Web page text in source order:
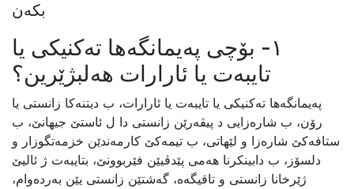
بکەن
١- بۆچی پەیمانگەها تەکنیکی یا
تایبەت یا ئارارات هەلبژێرین؟
پەیمانگەها تەکنیکی یا تایبەت یا ئارارات، ب دیتنەکا زانستی یا
رۆن، ب شارەزایی د پیڤەرێن زانستی دا ل ئاستێ جیهانێ، ب
ستافەکێ شارەزا و لێهاتی، ب تیمەکێ کارمەندێن خزمەتگوزار و
دلسۆز، ب دابینکرنا هەمی پێدڤیێن فێربوونێ، بتایبەت ژ ئالیێ
ژێرخانا زانستی و تاقیگەه، گەشتێن زانستی یێن بەردەوام،